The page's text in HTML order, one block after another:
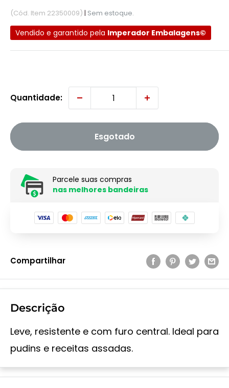
(Cód. Item 22350009) | Sem estoque.
Vendido e garantido pela Imperador Embalagens©
Quantidade:
Esgotado
Parcele suas compras
nas melhores bandeiras
Compartilhar
Descrição
Leve, resistente e com furo central. Ideal para
pudins e receitas assadas.